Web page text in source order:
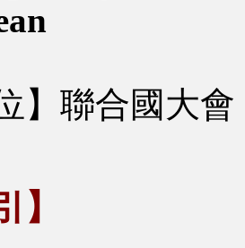
】聯合國大
】